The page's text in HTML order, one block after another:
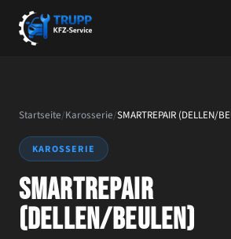
Startseite/Karosserie/SMARTREPAIR (DELLEN/
KAROSSERIE
SMARTREPAIR
(DELLEN/BEULEN)